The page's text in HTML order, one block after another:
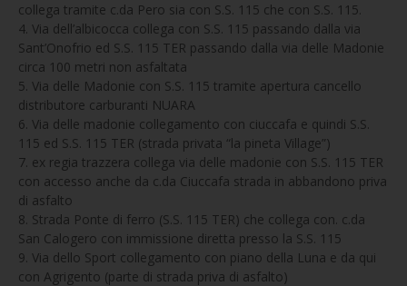
collega tramite c.da Pero sia con S.S. 115 che con S.S. 115.
4. Via dell’albicocca collega con S.S. 115 passando dalla via
Sant’Onofrio ed S.S. 115 TER passando dalla via delle Madonie
circa 100 metri non asfaltata
5. Via delle Madonie con S.S. 115 tramite apertura cancello
distributore carburanti NUARA
6. Via delle madonie collegamento con ciuccafa e quindi S.S.
115 ed S.S. 115 TER (strada privata “la pineta Village”)
7. ex regia trazzera collega via delle madonie con S.S. 115 TER
con accesso anche da c.da Ciuccafa strada in abbandono priva
di asfalto
8. Strada Ponte di ferro (S.S. 115 TER) che collega con. c.da
San Calogero con immissione diretta presso la S.S. 115
9. Via dello Sport collegamento con piano della Luna e da qui
con Agrigento (parte di strada priva di asfalto)